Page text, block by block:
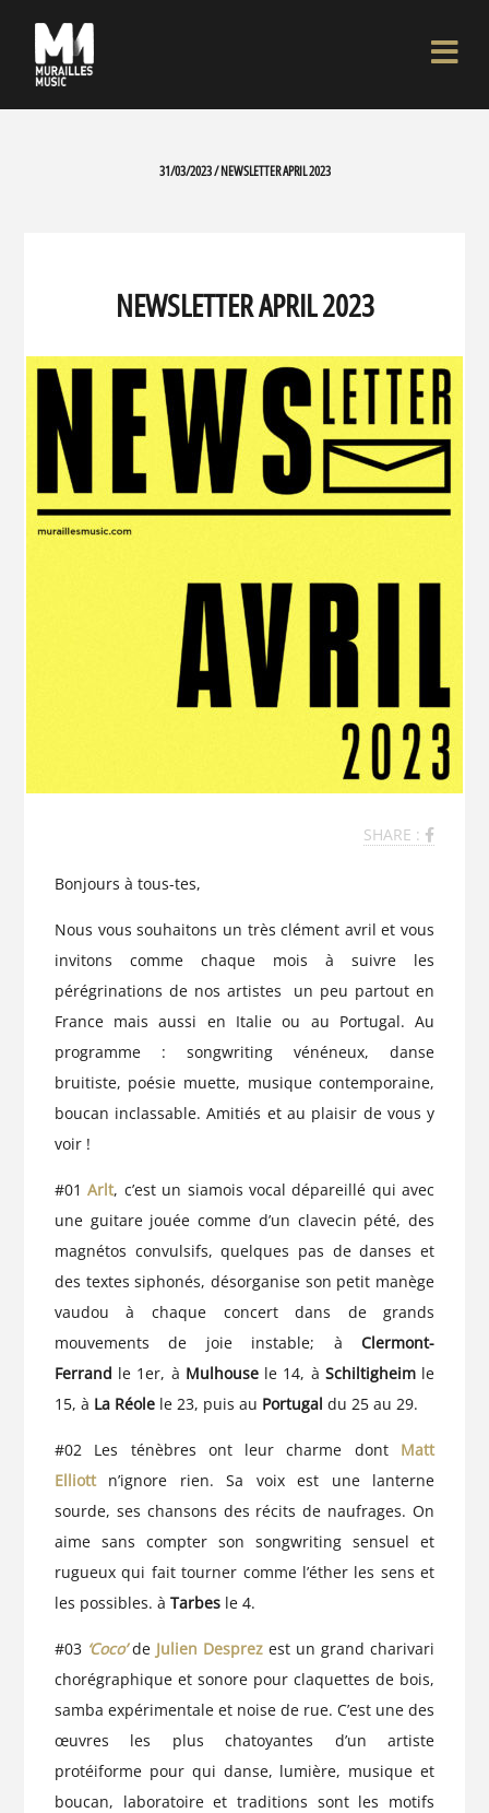
31/03/2023 / NEWSLETTER APRIL 2023
NEWSLETTER APRIL 2023
SHARE :
Bonjours à tous-tes,
Nous vous souhaitons un très clément avril et vous
invitons comme chaque mois à suivre les
pérégrinations de nos artistes un peu partout en
France mais aussi en Italie ou au Portugal. Au
programme : songwriting vénéneux, danse
bruitiste, poésie muette, musique contemporaine,
boucan inclassable. Amitiés et au plaisir de vous y
voir !
#01Arlt, c’est un siamois vocal dépareillé qui avec
une guitare jouée comme d’un clavecin pété, des
magnétos convulsifs, quelques pas de danses et
des textes siphonés, désorganise son petit manège
vaudou à chaque concert dans de grands
mouvements de joie instable; àClermont-
Ferrand le 1er, à Mulhousele 14, à Schiltigheimle
15, à La Réolele 23, puis au Portugal du 25 au 29.
#02 Les ténèbres ont leur charme dont Matt
Elliottn’ignore rien. Sa voix est une lanterne
sourde, ses chansons des récits de naufrages. On
aime sans compter son songwriting sensuel et
rugueux qui fait tourner comme l’éther les sens et
les possibles. à Tarbesle 4.
#03 ‘Coco’de Julien Desprez est un grand charivari
chorégraphique et sonore pour claquettes de bois,
samba expérimentale et noise de rue. C’est une des
œuvres les plus chatoyantes d’un artiste
protéiforme pour qui danse, lumière, musique et
boucan, laboratoire et traditions sont les motifs